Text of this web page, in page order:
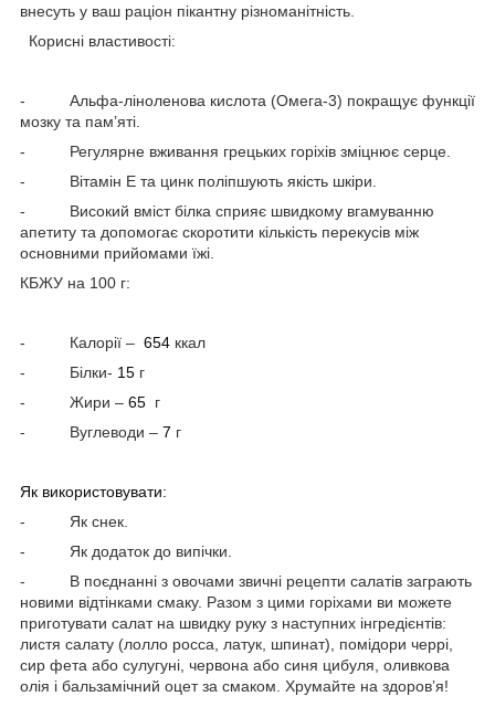
внесуть у ваш раціон пікантну різноманітність.
Корисні властивості:
-
Альфа-ліноленова кислота (Омега-3) покращує функції
мозку та пам’яті.
-
Регулярне вживання грецьких горіхів зміцнює серце.
-
Вітамін Е та цинк поліпшують якість шкіри.
-
Високий вміст білка сприяє швидкому вгамуванню
апетиту та допомогає скоротити кількість перекусів між
основними прийомами їжі.
КБЖУ на 100 г:
- Калорії – 654 ккал
-
Білки- 15 г
-
Жири – 65 г
-
Вуглеводи – 7 г
Як використовувати:
-
Як снек.
-
Як додаток до випічки.
-
В поєднанні з овочами звичні рецепти салатів заграють
новими відтінками смаку. Разом з цими горіхами ви можете
приготувати салат на швидку руку з наступних інгредієнтів:
листя салату (лолло росса, латук, шпинат), помідори черрі,
сир фета або сулугуні, червона або синя цибуля, оливкова
олія і бальзамічний оцет за смаком. Хрумайте на здоров’я!